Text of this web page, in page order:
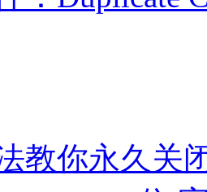
教你永久关